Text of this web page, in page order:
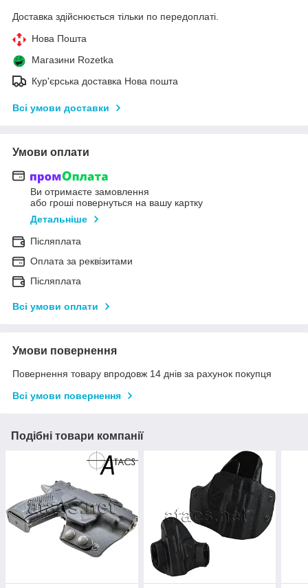
Доставка здійснюється тільки по передоплаті.
Нова Пошта
Магазини Rozetka
Кур'єрська доставка Нова пошта
Всі умови доставки
Умови оплати
Ви отримаєте замовлення
або гроші повернуться на вашу картку
Детальніше
Післяплата
Оплата за реквізитами
Післяплата
Всі умови оплати
Умови повернення
Повернення товару впродовж 14 днів за рахунок покупця
Всі умови повернення
Подібні товари компанії